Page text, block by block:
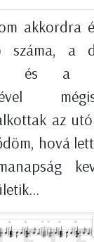
akkordra
száma, a
és a
az
hová